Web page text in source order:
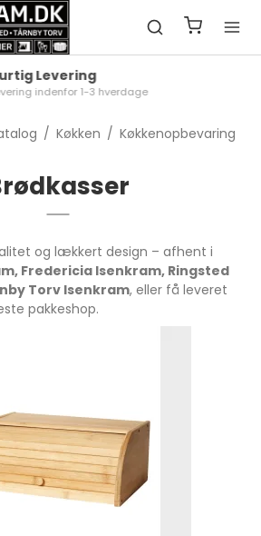
& Collect
nemt til afhentning i butik
/ Køkken / Køkkenopbevaring
og lækkert design – afhent i
Fredericia Isenkram, Ringsted
Torv Isenkram, eller få leveret
pakkeshop.